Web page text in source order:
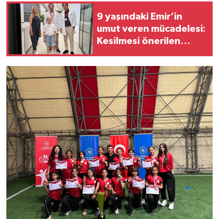
9 yaşındaki Emir’in
umut veren mücadelesi:
Kesilmesi önerilen